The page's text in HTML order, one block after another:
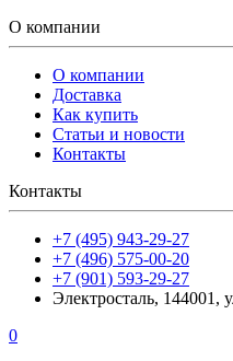
О компании
О компании
Доставка
Как купить
Статьи и новости
Контакты
Контакты
+7 (495) 943-29-27
+7 (496) 575-00-20
+7 (901) 593-29-27
Электросталь, 144001,
0